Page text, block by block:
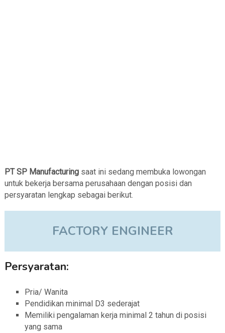
PT SP Manufacturing saat ini sedang membuka lowongan
untuk bekerja bersama perusahaan dengan posisi dan
persyaratan lengkap sebagai berikut.
FACTORY ENGINEER
Persyaratan:
Pria/ Wanita
Pendidikan minimal D3 sederajat
Memiliki pengalaman kerja minimal 2 tahun di posisi
yang sama